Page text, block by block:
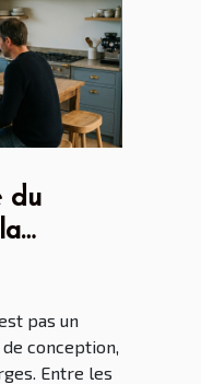
du
par
pas un
conception,
Entre les